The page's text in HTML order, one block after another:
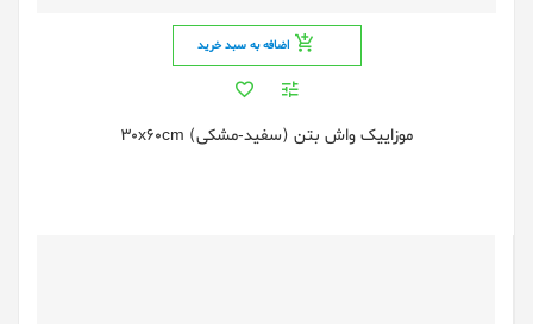
اضافه به سبد خرید
موزاییک واش بتن (سفید-مشکی) 30x60cm